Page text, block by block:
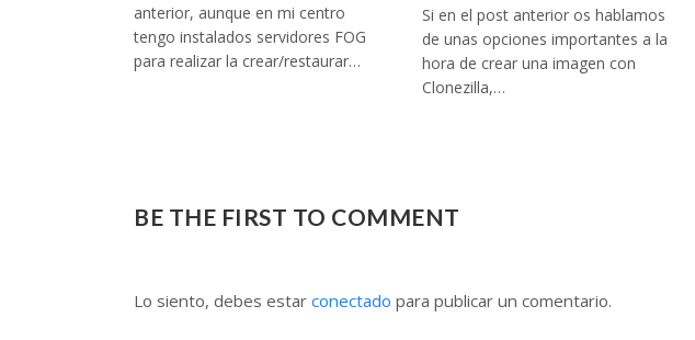
anterior, aunque en mi centro
tengo instalados servidores FOG
para realizar la crear/restaurar…
Si en el post anterior os hablamos
de unas opciones importantes a la
hora de crear una imagen con
Clonezilla,…
BE THE FIRST TO COMMENT
Lo siento, debes estar conectado para publicar un comentario.